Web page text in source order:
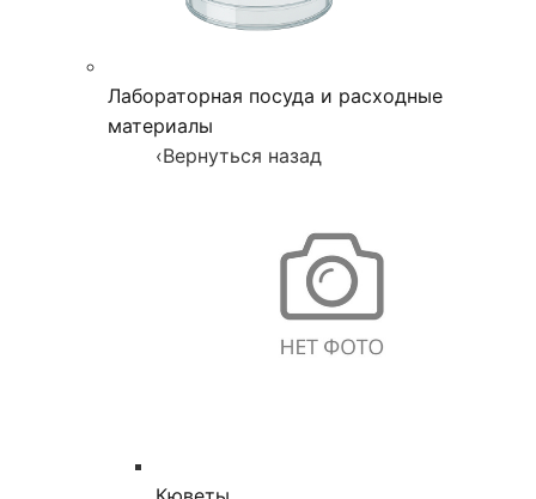
Лабораторная посуда и расходные
материалы
‹Вернуться назад